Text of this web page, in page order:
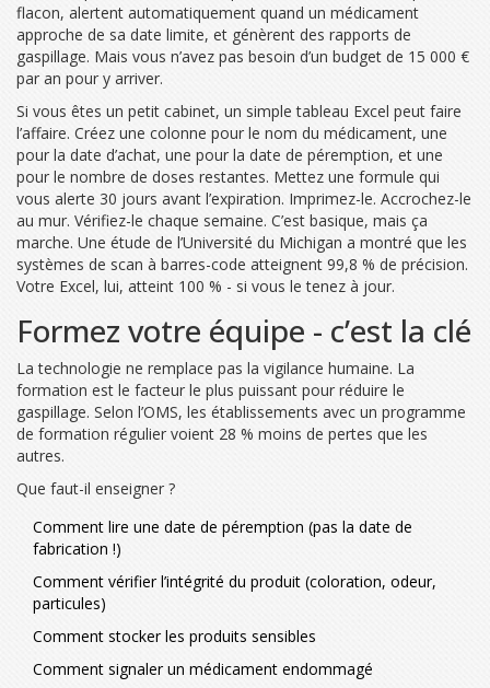
flacon, alertent automatiquement quand un médicament
approche de sa date limite, et génèrent des rapports de
gaspillage. Mais vous n’avez pas besoin d’un budget de 15 000 €
par an pour y arriver.
Si vous êtes un petit cabinet, un simple tableau Excel peut faire
l’affaire. Créez une colonne pour le nom du médicament, une
pour la date d’achat, une pour la date de péremption, et une
pour le nombre de doses restantes. Mettez une formule qui
vous alerte 30 jours avant l’expiration. Imprimez-le. Accrochez-le
au mur. Vérifiez-le chaque semaine. C’est basique, mais ça
marche. Une étude de l’Université du Michigan a montré que les
systèmes de scan à barres-code atteignent 99,8 % de précision.
Votre Excel, lui, atteint 100 % - si vous le tenez à jour.
Formez votre équipe - c’est la clé
La technologie ne remplace pas la vigilance humaine. La
formation est le facteur le plus puissant pour réduire le
gaspillage. Selon l’OMS, les établissements avec un programme
de formation régulier voient 28 % moins de pertes que les
autres.
Que faut-il enseigner ?
Comment lire une date de péremption (pas la date de
fabrication !)
Comment vérifier l’intégrité du produit (coloration, odeur,
particules)
Comment stocker les produits sensibles
Comment signaler un médicament endommagé